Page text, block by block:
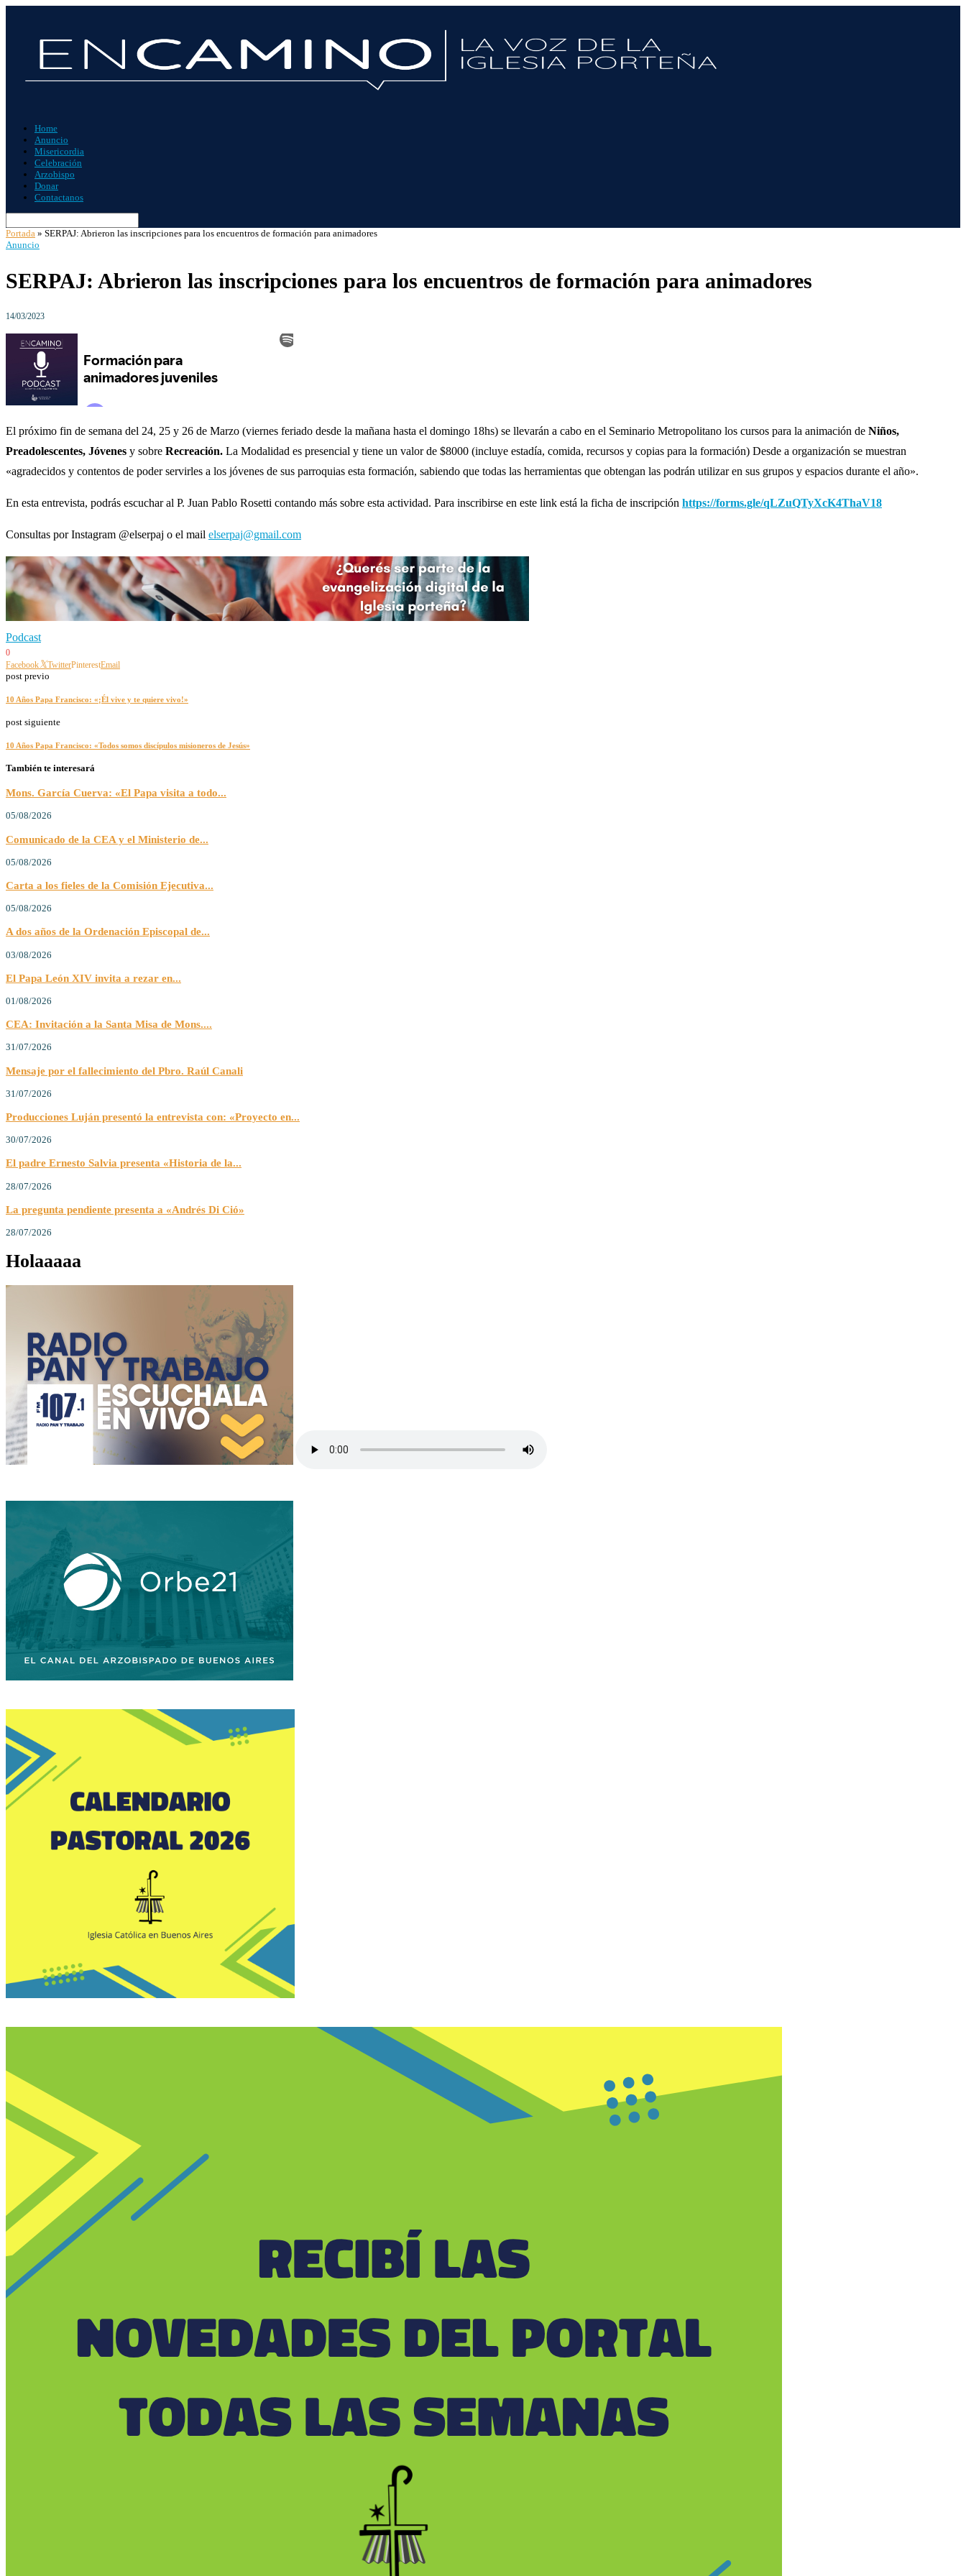
Home
Anuncio
Misericordia
Celebración
Arzobispo
Donar
Contactanos
Portada » SERPAJ: Abrieron las inscripciones para los encuentros de formación para animadores
Anuncio
SERPAJ: Abrieron las inscripciones para los encuentros de formación para animadores
14/03/2023
El próximo fin de semana del 24, 25 y 26 de Marzo (viernes feriado desde la mañana hasta el domingo 18hs) se llevarán a cabo en el Seminario Metropolitano los cursos para la animación de Niños,
Preadolescentes, Jóvenes y sobre Recreación. La Modalidad es presencial y tiene un valor de $8000 (incluye estadía, comida, recursos y copias para la formación) Desde a organización se muestran
«agradecidos y contentos de poder servirles a los jóvenes de sus parroquias esta formación, sabiendo que todas las herramientas que obtengan las podrán utilizar en sus grupos y espacios durante el año».
En esta entrevista, podrás escuchar al P. Juan Pablo Rosetti contando más sobre esta actividad. Para inscribirse en este link está la ficha de inscripción https://forms.gle/qLZuQTyXcK4ThaV18
Consultas por Instagram @elserpaj o el mail elserpaj@gmail.com
Podcast
0
Facebook
TwitterPinterestEmail
post previo
10 Años Papa Francisco: «¡Él vive y te quiere vivo!»
post siguiente
10 Años Papa Francisco: «Todos somos discípulos misioneros de Jesús»
También te interesará
Mons. García Cuerva: «El Papa visita a todo...
05/08/2026
Comunicado de la CEA y el Ministerio de...
05/08/2026
Carta a los fieles de la Comisión Ejecutiva...
05/08/2026
A dos años de la Ordenación Episcopal de...
03/08/2026
El Papa León XIV invita a rezar en...
01/08/2026
CEA: Invitación a la Santa Misa de Mons....
31/07/2026
Mensaje por el fallecimiento del Pbro. Raúl Canali
31/07/2026
Producciones Luján presentó la entrevista con: «Proyecto en...
30/07/2026
El padre Ernesto Salvia presenta «Historia de la...
28/07/2026
La pregunta pendiente presenta a «Andrés Di Ció»
28/07/2026
Holaaaaa